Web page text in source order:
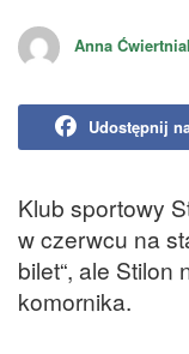
Anna
Udostępnij
Klub sportowy
w czerwcu na
bilet“, ale
komornika.